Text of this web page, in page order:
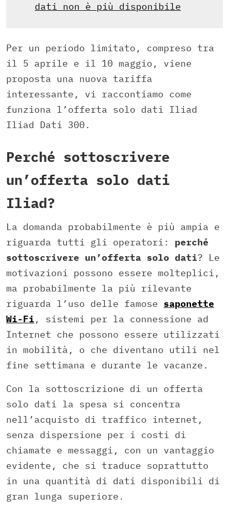
dati non è più disponibile
Per un periodo limitato, compreso tra
il 5 aprile e il 10 maggio, viene
proposta una nuova tariffa
interessante, vi raccontiamo come
funziona l’offerta solo dati Iliad
Iliad Dati 300.
Perché sottoscrivere
un’offerta solo dati
Iliad?
La domanda probabilmente è più ampia e
riguarda tutti gli operatori: perché
sottoscrivere un’offerta solo dati? Le
motivazioni possono essere molteplici,
ma probabilmente la più rilevante
riguarda l’uso delle famose saponette
Wi-Fi , sistemi per la connessione ad
Internet che possono essere utilizzati
in mobilità, o che diventano utili nel
fine settimana e durante le vacanze.
Con la sottoscrizione di un offerta
solo dati la spesa si concentra
nell’acquisto di traffico internet,
senza dispersione per i costi di
chiamate e messaggi, con un vantaggio
evidente, che si traduce soprattutto
in una quantità di dati disponibili di
gran lunga superiore.